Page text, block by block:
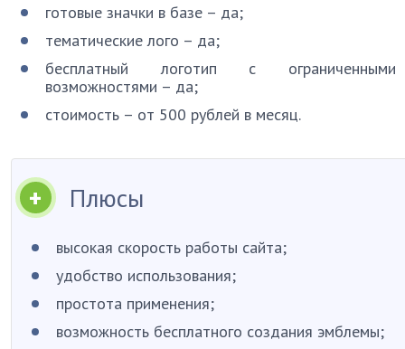
готовые значки в базе – да;
тематические лого – да;
бесплатный логотип с ограниченными
возможностями – да;
стоимость – от 500 рублей в месяц.
Плюсы
высокая скорость работы сайта;
удобство использования;
простота применения;
возможность бесплатного создания эмблемы;